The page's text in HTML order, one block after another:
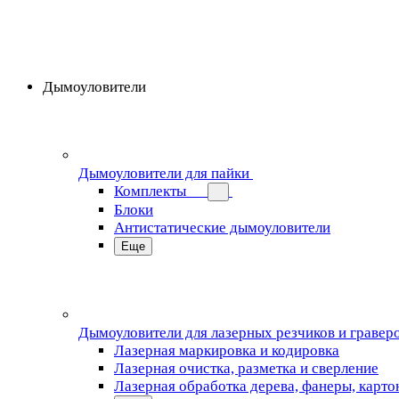
Дымоуловители
Дымоуловители для пайки
Комплекты
Блоки
Антистатические дымоуловители
Еще
Дымоуловители для лазерных резчиков и
Лазерная маркировка и кодировка
Лазерная очистка, разметка и сверление
Лазерная обработка дерева, фанеры,